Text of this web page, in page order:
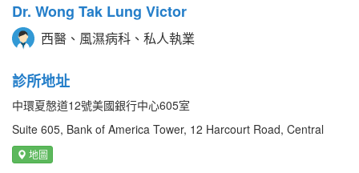
Dr. Wong Tak Lung Victor
西醫、風濕病科、私人執業
診所地址
中環夏慤道12號美國銀行中心605室
Suite 605, Bank of America Tower, 12 Harcourt Road, Central
地圖